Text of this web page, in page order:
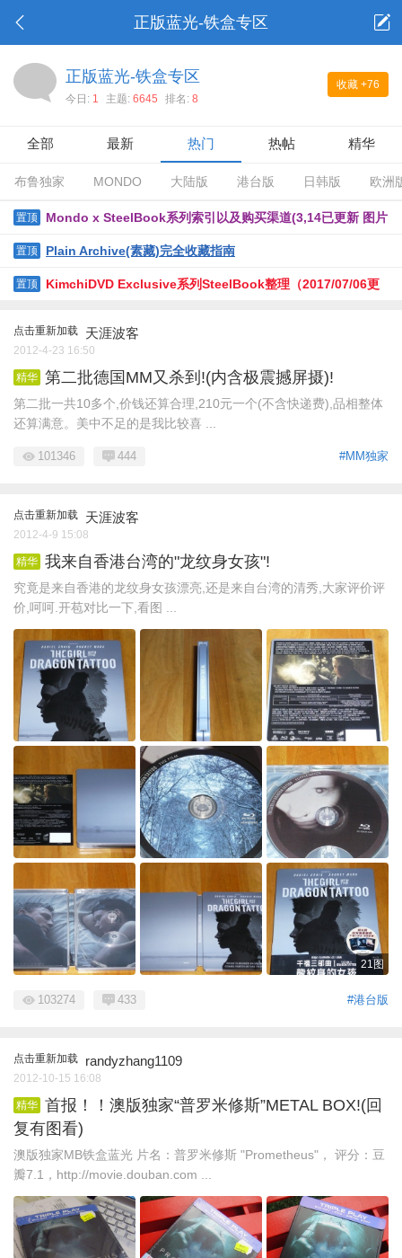
正版蓝光-铁盒专区
收藏 +76
正版蓝光-铁盒专区
今日: 1 主题: 6645 排名: 8
全部 最新 热门 热帖 精华
布鲁独家 MONDO 大陆版 港台版 日韩版 欧洲
置顶 Mondo x SteelBook系列索引以及购买渠道(3,14已更新 图片
能看了）
置顶 Plain Archive(素藏)完全收藏指南
置顶 KimchiDVD Exclusive系列SteelBook整理（2017/07/06更
点击重新加载 天涯波客
2012-4-23 16:50
精华 第二批德国MM又杀到!(内含极震撼屏摄)!
第二批一共10多个,价钱还算合理,210元一个(不含快递费),品相整体
还算满意。美中不足的是我比较喜 ...
#MM独家
101346 444
点击重新加载 天涯波客
2012-4-9 15:08
精华 我来自香港台湾的"龙纹身女孩"!
究竟是来自香港的龙纹身女孩漂亮,还是来自台湾的清秀,大家评价评
价,呵呵.开苞对比一下,看图 ...
21图
#港台版
103274 433
点击重新加载 randyzhang1109
2012-10-15 16:08
精华 首报！！澳版独家“普罗米修斯”METAL BOX!(回
复有图看)
澳版独家MB铁盒蓝光 片名：普罗米修斯 "Prometheus"， 评分：豆
瓣7.1，http://movie.douban.com ...